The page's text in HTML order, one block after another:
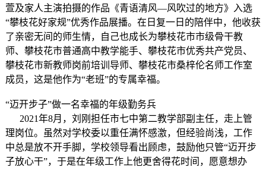
萱及家人主演拍摄的作品《青语清风—风吹过的地方》入选
“攀枝花好家规”优秀作品展播。在日复一日的陪伴中，他收获
了亲密无间的师生情，自己也成长为攀枝花市市级骨干教
师、攀枝花市普通高中教学能手、攀枝花市优秀共产党员、
攀枝花市新教师岗前培训导师、攀枝花市桑梓伦名师工作室
成员，这是他作为“老班”的专属幸福。
“迈开步子”做一名幸福的年级勤务兵
2021年8月，刘刚担任市七中第二教学部副主任，走上管
理岗位。虽然对学校委以重任满怀感激，但经验尚浅，工作
中总是放不开手脚，学校领导看出顾虑，鼓励他只管“迈开步
子放心干”，于是在年级工作上他更舍得花时间，愿意想办